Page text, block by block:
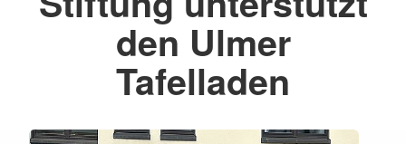
den Ulmer
Tafelladen